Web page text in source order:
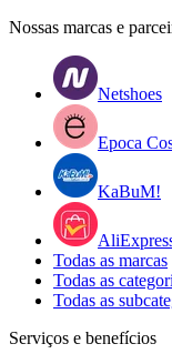
Nossas marcas e
Netshoes
Epoca
KaBuM!
Todas as marcas
Todas as
Todas as
Serviços e benefícios